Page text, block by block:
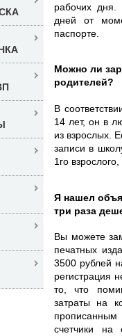
рабочих дня.
дней от
паспорте.
Можно ли
родителей?
В
14 лет, он в
из взрослых.
записи в
1го
Я нашел
три раза
Вы можете
печатных
3500 рублей
регистрация
то, что
затраты на
счетчики на